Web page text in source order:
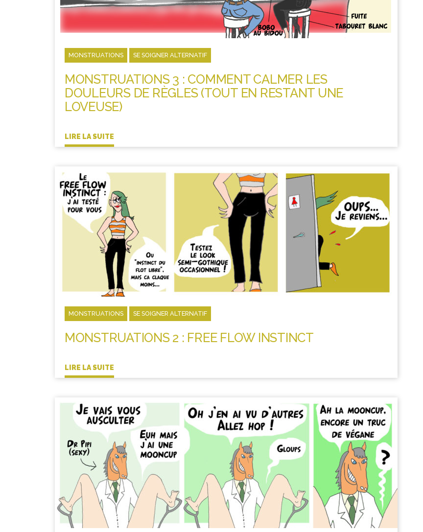
MONSTRUATIONS SE SOIGNER ALTERNATIF
MONSTRUATIONS 3 : COMMENT CALMER LES
DOULEURS DE RÈGLES (TOUT EN RESTANT UNE
LOVEUSE)
LIRE LA SUITE
MONSTRUATIONS SE SOIGNER ALTERNATIF
MONSTRUATIONS 2 : FREE FLOW INSTINCT
LIRE LA SUITE